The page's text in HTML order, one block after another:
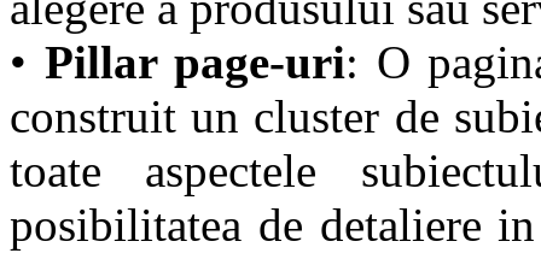
• Pillar page-uri: O
construit un cluster de
toate aspectele
posibilitatea de detaliere